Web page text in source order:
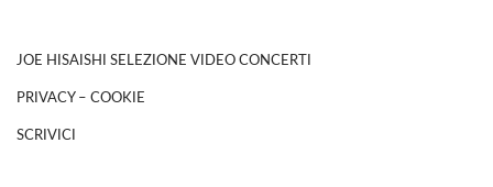
JOE HISAISHI SELEZIONE VIDEO CONCERTI
PRIVACY – COOKIE
SCRIVICI